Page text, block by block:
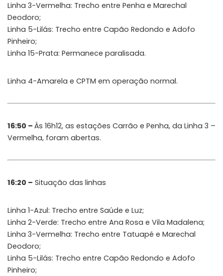
Linha 3-Vermelha: Trecho entre Penha e Marechal
Deodoro;
Linha 5-Lilás: Trecho entre Capão Redondo e Adofo
Pinheiro;
Linha 15-Prata: Permanece paralisada.
Linha 4-Amarela e CPTM em operação normal.
16:50 – Às 16h12, as estações Carrão e Penha, da Linha 3 –
Vermelha, foram abertas.
16:20 – Situação das linhas
Linha 1-Azul: Trecho entre Saúde e Luz;
Linha 2-Verde: Trecho entre Ana Rosa e Vila Madalena;
Linha 3-Vermelha: Trecho entre Tatuapé e Marechal
Deodoro;
Linha 5-Lilás: Trecho entre Capão Redondo e Adofo
Pinheiro;